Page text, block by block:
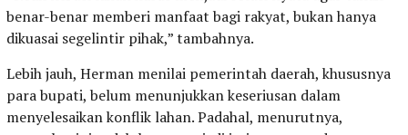
benar-benar memberi manfaat bagi rakyat, bukan hanya
dikuasai segelintir pihak,” tambahnya.
Lebih jauh, Herman menilai pemerintah daerah, khususnya
para bupati, belum menunjukkan keseriusan dalam
menyelesaikan konflik lahan. Padahal, menurutnya,